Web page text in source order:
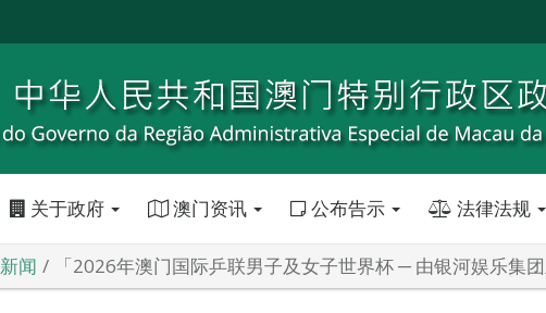
关于政府 澳门资讯 公布告示 法律法规
新闻 「2026年澳门国际乒联男子及女子世界杯 ─ 由银河娱乐集